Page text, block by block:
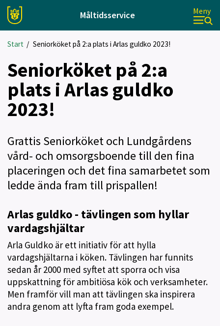
Måltidsservice Meny
Start / Seniorköket på 2:a plats i Arlas guldko 2023!
Seniorköket på 2:a
plats i Arlas guldko
2023!
Grattis Seniorköket och Lundgårdens
vård- och omsorgsboende till den fina
placeringen och det fina samarbetet som
ledde ända fram till prispallen!
Arlas guldko - tävlingen som hyllar
vardagshjältar
Arla Guldko är ett initiativ för att hylla
vardagshjältarna i köken. Tävlingen har funnits
sedan år 2000 med syftet att sporra och visa
uppskattning för ambitiösa kök och verksamheter.
Men framför vill man att tävlingen ska inspirera
andra genom att lyfta fram goda exempel.